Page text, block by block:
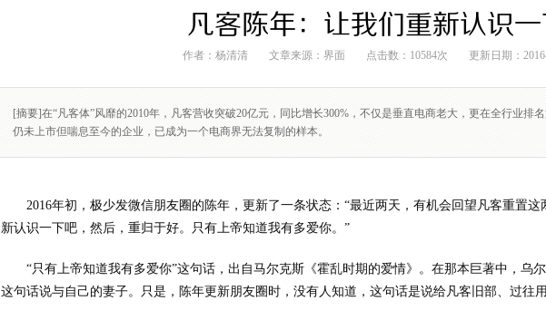
凡客陈年：让我们重新认识
作者：杨清清 文章来源： 界面 点击数：10584次 更新日期：
[摘要]在“凡客体”风靡的2010年，凡客营收突破20亿元，同比增长300%，不仅是垂直电商老大，更在全行业排
仍未上市但喘息至今的企业，已成为一个电商界无法复制的样本。
2016年初，极少发微信朋友圈的陈年，更新了一条状态：“最近两天，有机会回望凡客重置
新认识一下吧，然后，重归于好。只有上帝知道我有多爱你。”
“只有上帝知道我有多爱你”这句话，出自马尔克斯《霍乱时期的爱情》。在那本巨著中，乌
这句话说与自己的妻子。只是，陈年更新朋友圈时，没有人知道，这句话是说给凡客旧部、过往